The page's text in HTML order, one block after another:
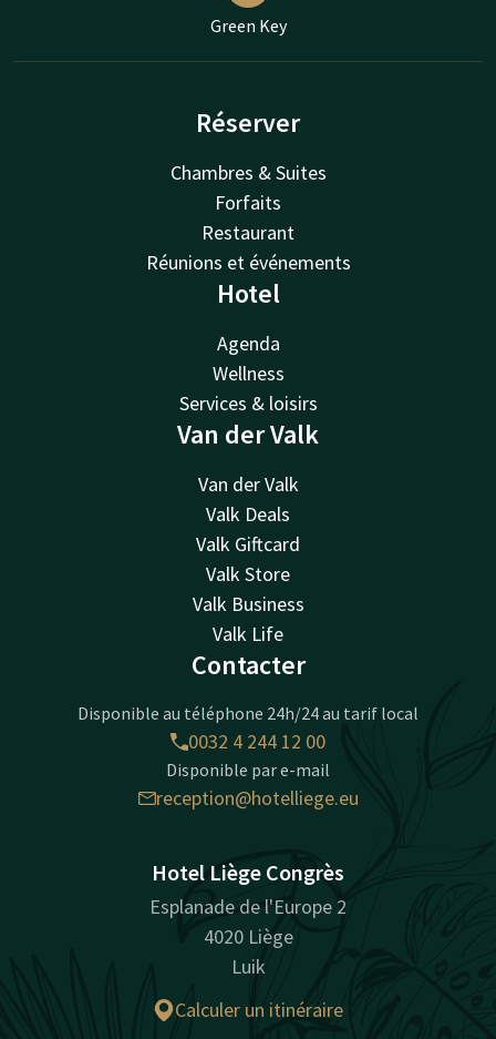
Green Key
Réserver
Chambres & Suites
Forfaits
Restaurant
Réunions et événements
Hotel
Agenda
Wellness
Services & loisirs
Van der Valk
Van der Valk
Valk Deals
Valk Giftcard
Valk Store
Valk Business
Valk Life
Contacter
Disponible au téléphone 24h/24 au tarif local
0032 4 244 12 00
Disponible par e-mail
reception@hotelliege.eu
Hotel Liège Congrès
Esplanade de l'Europe 2
4020 Liège
Luik
Calculer un itinéraire